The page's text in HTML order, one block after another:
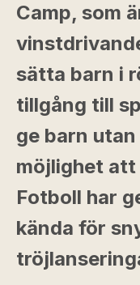
Camp, som
sätta barn i
tillgång till
ge barn
möjlighet att
Fotboll har
kända för